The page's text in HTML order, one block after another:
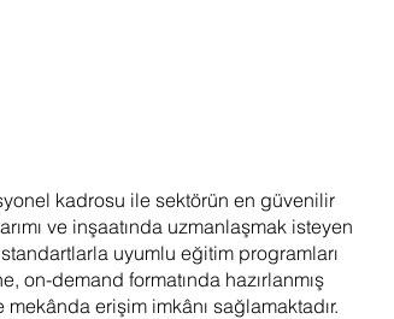
kadrosu ile sektörün en güvenilir
ve inşaatında uzmanlaşmak isteyen
uyumlu eğitim programları
on-demand formatında hazırlanmış
erişim imkânı sağlamaktadır.